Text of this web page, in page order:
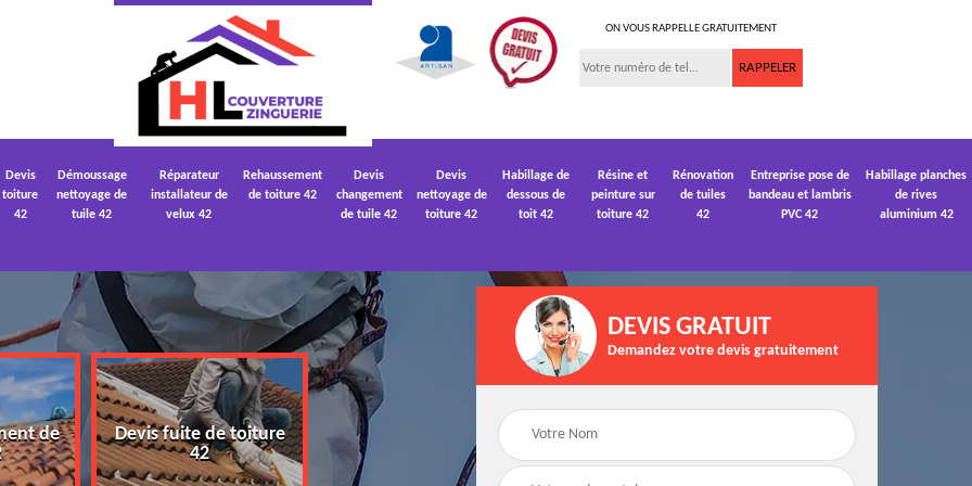
ON VOUS RAPPELLE GRATUITEMENT
Devis
toiture
42
Démoussage
nettoyage de
tuile 42
Réparateur
installateur de
velux 42
Rehaussement
de toiture 42
Devis
changement
de tuile 42
Devis
nettoyage de
toiture 42
Habillage de
dessous de
toit 42
Résine et
peinture sur
toiture 42
Rénovation
de tuiles
42
Entreprise pose de
bandeau et lambris
PVC 42
Habillage planches
de rives
aluminium 42
de
Devis fuite de toiture
42
Devis nettoyage de
toiture 42
Devis réparation de
toiture 42
DEVIS GRATUIT
Demandez votre devis gratuitement